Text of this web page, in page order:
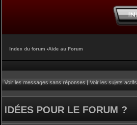
Index du forum ‹Aide au Forum
Voir les messages sans réponses|Voir les sujets actifs
IDÉES POUR LE FORUM ?